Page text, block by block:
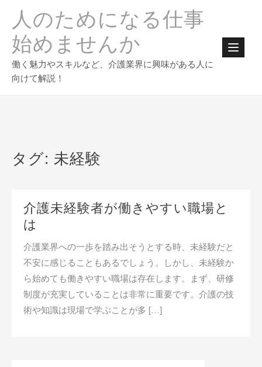
content
人のためになる仕事
始めませんか
働く魅力やスキルなど、介護業界に興味がある人に
向けて解説！
タグ: 未経験
介護未経験者が働きやすい職場と
は
介護業界への一歩を踏み出そうとする時、未経験だと
不安に感じることもあるでしょう。しかし、未経験か
ら始めても働きやすい職場は存在します。まず、研修
制度が充実していることは非常に重要です。介護の技
術や知識は現場で学ぶことが多 […]